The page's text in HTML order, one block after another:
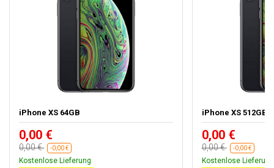
iPhone XS 64GB
0,00 €
0,00 € -0,00 €
Kostenlose Lieferung
iPhone XS 512GB
0,00 €
0,00 € -0,00 €
Kostenlose Lieferung